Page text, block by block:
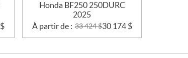
$
Honda BF250 250DURC
2025
À partir de : 33 424$30 174 $